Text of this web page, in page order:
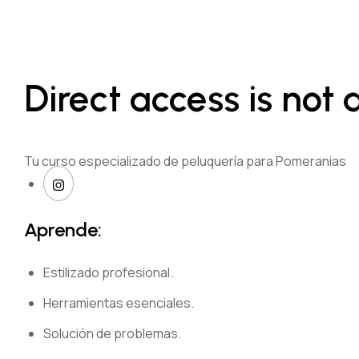
Direct access is not
Tu curso especializado de peluquería para Pomeranias
Aprende:
Estilizado profesional.
Herramientas esenciales.
Solución de problemas.